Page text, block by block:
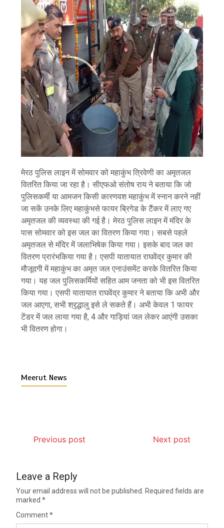
मेरठ पुलिस लाइन में सोमवार को महाकुंभ त्रिवेणी का अमृतजल
वितरित किया जा रहा है। सीएफओ संतोष राय ने बताया कि जो
पुलिसकर्मी या आमजन किसी कारणवश महाकुंभ में स्नान करने नहीं
जा सकें उनके लिए महाकुंभसे फायर ब्रिगेड के टैंकर में लाए गए
अमृतजल की व्यवस्था की गई है। मेरठ पुलिस लाइन में मंदिर के
पास सोमवार को इस जल का वितरण किया गया। सबसे पहले
अमृतजल से मंदिर में जलाभिषेक किया गया। इसके बाद जल का
वितरण प्रारंभकिया गया है। एसपी यातायात राघवेंद्र कुमार की
मौजूदगी में महाकुंभ का अमृत जल एनाउंसमेंट करके वितरित किया
गया। यह जल पुलिसकर्मियों सहित आम जनता को भी इस वितरित
किया गया। एसपी यातायात राघवेंद्र कुमार ने बताया कि अभी और
जल आएगा, सभी श्रृद्धालु इसे ले सकते हैं। अभी केवल 1 फायर
टेंडर में जल लाया गया है, 4 और गाड़ियां जल लेकर आएंगी उसका
भी वितरण होगा।
Meerut News
Previous post Next post
Leave a Reply
Your email address will not be published.
Required fields are
marked*
Comment*